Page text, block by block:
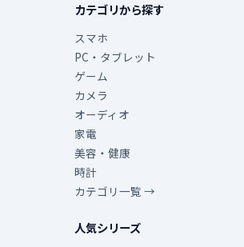
カテゴリから探す
スマホ
PC・タブレット
ゲーム
カメラ
オーディオ
家電
美容・健康
時計
カテゴリ一覧 →
人気シリーズ